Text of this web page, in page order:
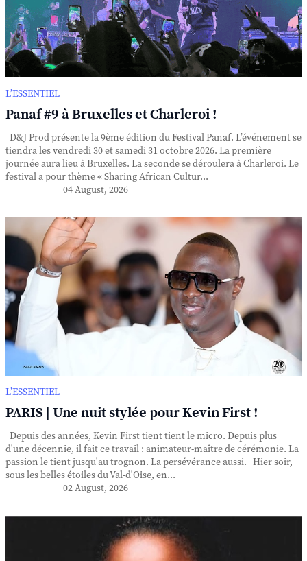
L’ESSENTIEL
Panaf #9 à Bruxelles et Charleroi !
D&J Prod présente la 9ème édition du Festival Panaf. L’événement se
tiendra les vendredi 30 et samedi 31 octobre 2026. La première
journée aura lieu à Bruxelles. La seconde se déroulera à Charleroi. Le
festival a pour thème « Sharing African Cultur...
04 August, 2026
L’ESSENTIEL
PARIS | Une nuit stylée pour Kevin First !
Depuis des années, Kevin First tient tient le micro. Depuis plus
d'une décennie, il fait ce travail : animateur-maître de cérémonie. La
passion le tient jusqu'au trognon. La persévérance aussi. Hier soir,
sous les belles étoiles du Val-d'Oise, en...
02 August, 2026